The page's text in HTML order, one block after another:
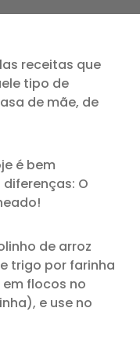
receitas que
tipo de
de mãe, de
é bem
O
de arroz
trigo por farinha
flocos no
e use no